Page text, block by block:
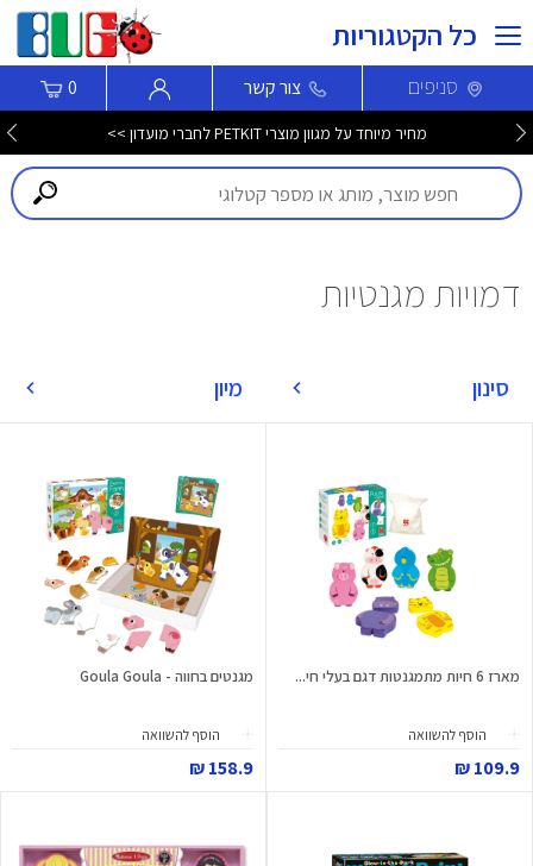
כל הקטגוריות
סניפים צור קשר 0
מחיר מיוחד על מגוון מוצרי PETKIT לחברי מועדון >>
דמויות מגנטיות
סינון מיון
מארז 6 חיות מתמגנטות דגם בעלי חי...
הוסף להשוואה
109.9 ₪
מגנטים בחווה - Goula Goula
הוסף להשוואה
158.9 ₪